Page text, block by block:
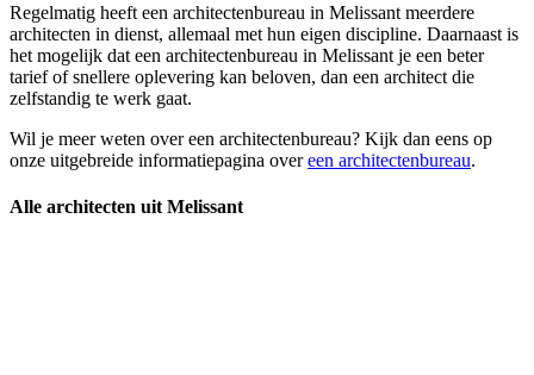
Regelmatig heeft een architectenbureau in Melissant meerdere
architecten in dienst, allemaal met hun eigen discipline. Daarnaast is
het mogelijk dat een architectenbureau in Melissant je een beter
tarief of snellere oplevering kan beloven, dan een architect die
zelfstandig te werk gaat.
Wil je meer weten over een architectenbureau? Kijk dan eens op
onze uitgebreide informatiepagina overeen architectenbureau.
Alle architecten uit Melissant